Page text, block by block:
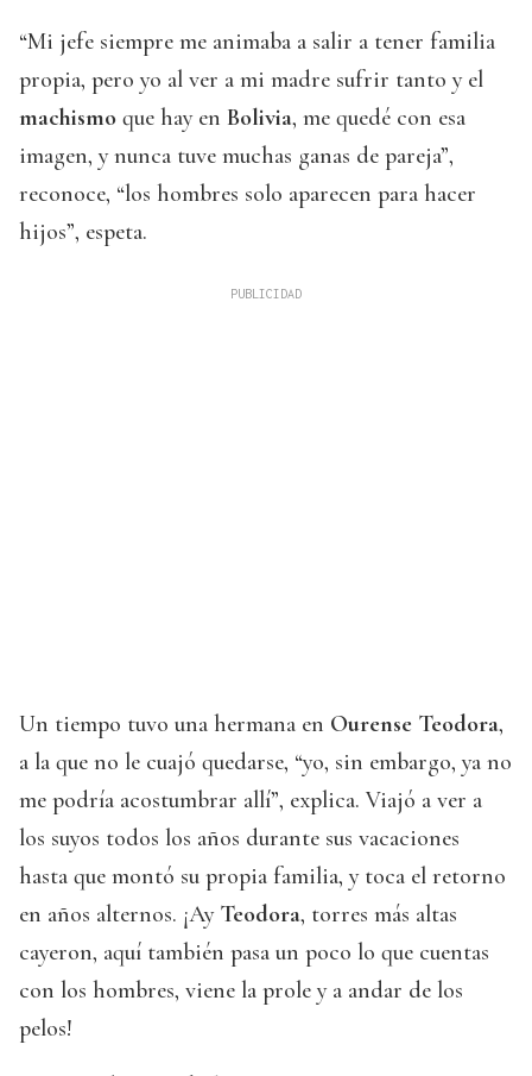
“Mi jefe siempre me animaba a salir a tener familia
propia, pero yo al ver a mi madre sufrir tanto y el
machismo que hay en Bolivia, me quedé con esa
imagen, y nunca tuve muchas ganas de pareja”,
reconoce, “los hombres solo aparecen para hacer
hijos”, espeta.
Un tiempo tuvo una hermana en Ourense Teodora,
a la que no le cuajó quedarse, “yo, sin embargo, ya no
me podría acostumbrar allí”, explica. Viajó a ver a
los suyos todos los años durante sus vacaciones
hasta que montó su propia familia, y toca el retorno
en años alternos. ¡Ay Teodora, torres más altas
cayeron, aquí también pasa un poco lo que cuentas
con los hombres, viene la prole y a andar de los
pelos!